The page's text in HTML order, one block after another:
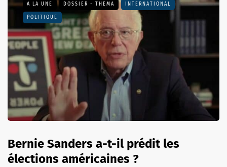
A LA UNE DOSSIER - THEMA INTERNATIONAL
POLITIQUE
Bernie Sanders a-t-il prédit les
élections américaines ?